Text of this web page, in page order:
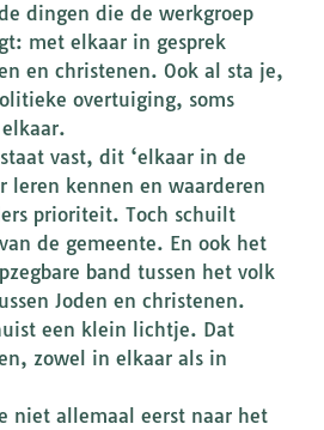
dingen die de werkgroep
met elkaar in gesprek
en christenen. Ook al sta je,
overtuiging, soms
vast, dit ‘elkaar in de
leren kennen en waarderen
prioriteit. Toch schuilt
de gemeente. En ook het
band tussen het volk
Joden en christenen.
een klein lichtje. Dat
zowel in elkaar als in
niet allemaal eerst naar het